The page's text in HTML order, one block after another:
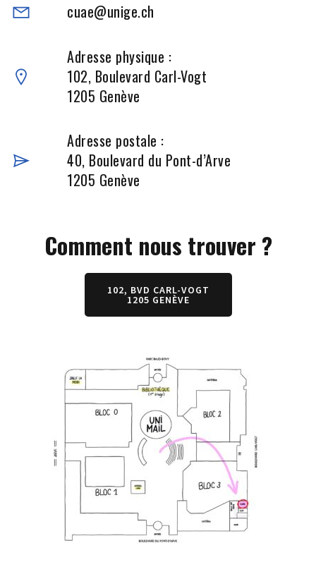
cuae@unige.ch
Adresse physique :
102, Boulevard Carl-Vogt
1205 Genève
Adresse postale :
40, Boulevard du Pont-d’Arve
1205 Genève
Comment nous trouver ?
102, BVD CARL-VOGT
1205 GENÈVE